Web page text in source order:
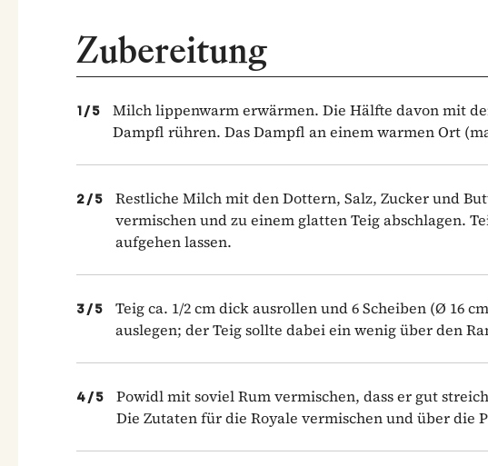
Zubereitung
1/5
Milch lippenwarm erwärmen. Die Hälfte davon mit
Dampfl rühren. Das Dampfl an einem warmen Ort
2/5
Restliche Milch mit den Dottern, Salz, Zucker und
vermischen und zu einem glatten Teig abschlagen.
aufgehen lassen.
3/5
Teig ca. 1/2 cm dick ausrollen und 6 Scheiben (Ø 16
auslegen; der Teig sollte dabei ein wenig über den
4/5
Powidl mit soviel Rum vermischen, dass er gut
Die Zutaten für die Royale vermischen und über die